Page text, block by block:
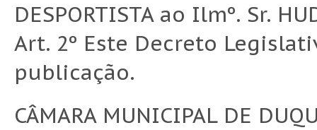
DESPORTISTA ao Ilmº. Sr.
Art. 2º Este Decreto
publicação.
CÂMARA MUNICIPAL DE